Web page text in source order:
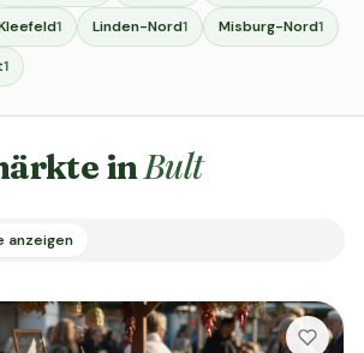
1 Linden-Nord1 Misburg-Nord1
1
inBult
anzeigen